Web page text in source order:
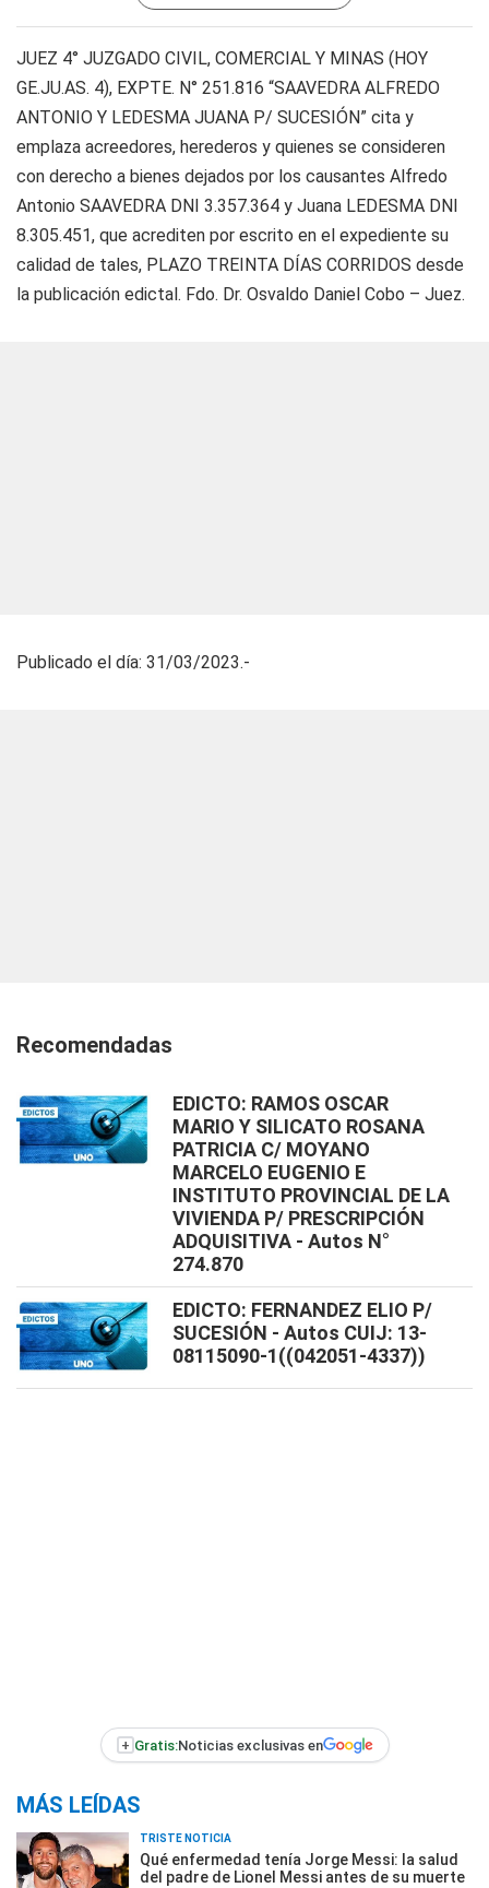
JUEZ 4° JUZGADO CIVIL, COMERCIAL Y MINAS (HOY
GE.JU.AS. 4), EXPTE. N° 251.816 “SAAVEDRA ALFREDO
ANTONIO Y LEDESMA JUANA P/ SUCESIÓN” cita y
emplaza acreedores, herederos y quienes se consideren
con derecho a bienes dejados por los causantes Alfredo
Antonio SAAVEDRA DNI 3.357.364 y Juana LEDESMA DNI
8.305.451, que acrediten por escrito en el expediente su
calidad de tales, PLAZO TREINTA DÍAS CORRIDOS desde
la publicación edictal. Fdo. Dr. Osvaldo Daniel Cobo – Juez.
Publicado el día: 31/03/2023.-
Recomendadas
EDICTO: RAMOS OSCAR
MARIO Y SILICATO ROSANA
PATRICIA C/ MOYANO
MARCELO EUGENIO E
INSTITUTO PROVINCIAL DE LA
VIVIENDA P/ PRESCRIPCIÓN
ADQUISITIVA - Autos N°
274.870
EDICTO: FERNANDEZ ELIO P/
SUCESIÓN - Autos CUIJ: 13-
08115090-1((042051-4337))
+ Gratis:Noticias exclusivas en
MÁS LEÍDAS
TRISTE NOTICIA
Qué enfermedad tenía Jorge Messi: la salud
del padre de Lionel Messi antes de su muerte